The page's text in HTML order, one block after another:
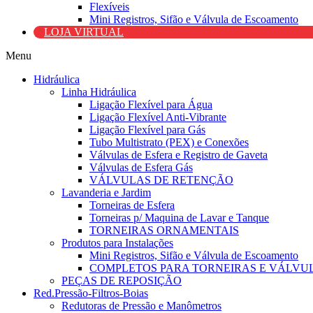
Flexíveis
Mini Registros, Sifão e Válvula de Escoamento
LOJA VIRTUAL
Menu
Hidráulica
Linha Hidráulica
Ligação Flexível para Água
Ligação Flexível Anti-Vibrante
Ligação Flexível para Gás
Tubo Multistrato (PEX) e Conexões
Válvulas de Esfera e Registro de Gaveta
Válvulas de Esfera Gás
VÁLVULAS DE RETENÇÃO
Lavanderia e Jardim
Torneiras de Esfera
Torneiras p/ Maquina de Lavar e Tanque
TORNEIRAS ORNAMENTAIS
Produtos para Instalações
Mini Registros, Sifão e Válvula de Escoamento
COMPLETOS PARA TORNEIRAS E
PEÇAS DE REPOSIÇÃO
Red.Pressão-Filtros-Boias
Redutoras de Pressão e Manômetros